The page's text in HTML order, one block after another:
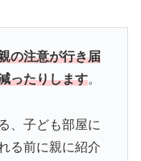
の注意が行き届
ったりします。
、子ども部屋に
る前に親に紹介